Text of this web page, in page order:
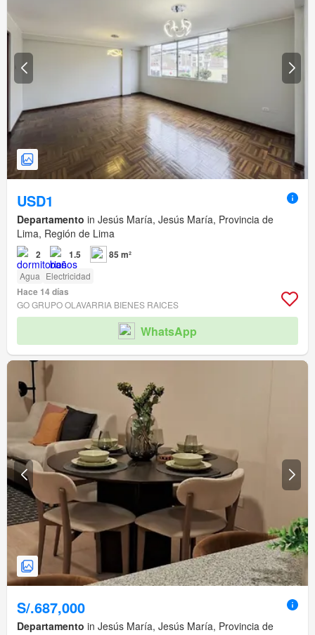
USD1
Departamento in Jesús María, Jesús María, Provincia de
Lima, Región de Lima
2 1.5 85 m²
Agua Electricidad
Hace 14 días
GO GRUPO OLAVARRIA BIENES RAICES
WhatsApp
S/.687,000
Departamento in Jesús María, Jesús María, Provincia de